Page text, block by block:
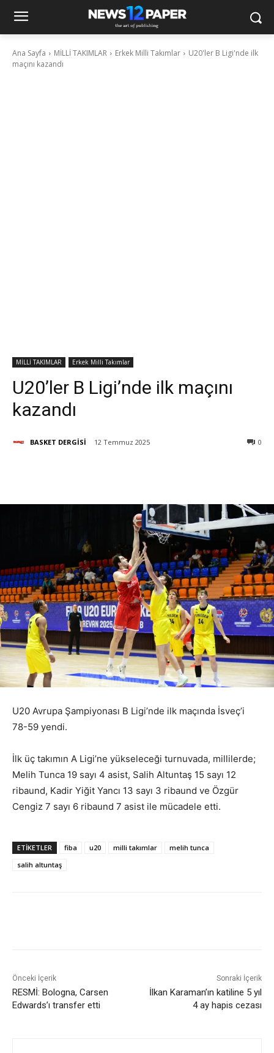
Ana Sayfa MİLLİ TAKIMLAR Erkek Milli Takımlar
U20'ler B Ligi'nde ilk
maçını kazandı
MİLLİ TAKIMLAR Erkek Milli Takımlar
U20’ler B Ligi’nde ilk maçını
kazandı
BASKET DERGİSİ 12 Temmuz 2025 0
U20 Avrupa Şampiyonası B Ligi’nde ilk maçında İsveç’i
78-59 yendi.
İlk üç takımın A Ligi’ne yükseleceği turnuvada, millilerde;
Melih Tunca 19 sayı 4 asist, Salih Altuntaş 15 sayı 12
ribaund, Kadir Yiğit Yancı 13 sayı 3 ribaund ve Özgür
Cengiz 7 sayı 6 ribaund 7 asist ile mücadele etti.
ETIKETLER fiba u20 milli takımlar
melih tunca
salih altuntaş
Önceki İçerik
RESMİ: Bologna, Carsen
Edwards’ı transfer etti
Sonraki İçerik
İlkan Karaman’ın katiline 5 yıl
4 ay hapis cezası